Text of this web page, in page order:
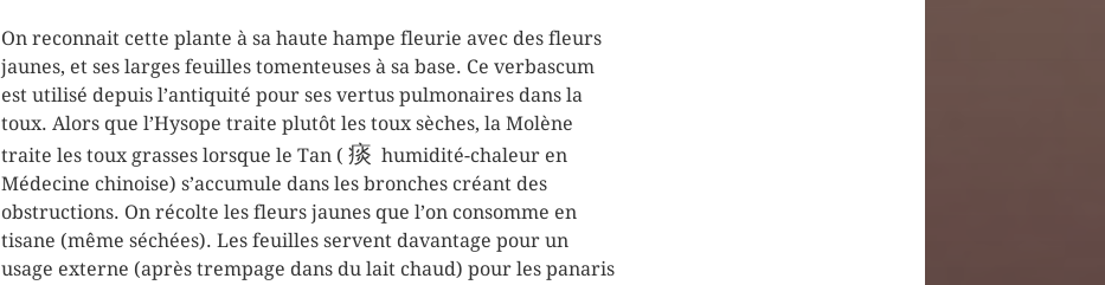
On reconnait cette plante à sa haute hampe fleurie avec des fleurs
jaunes, et ses larges feuilles tomenteuses à sa base. Ce verbascum
est utilisé depuis l’antiquité pour ses vertus pulmonaires dans la
toux. Alors que l’Hysope traite plutôt les toux sèches, la Molène
traite les toux grasses lorsque le Tan ( 痰 humidité-chaleur en
Médecine chinoise) s’accumule dans les bronches créant des
obstructions. On récolte les fleurs jaunes que l’on consomme en
tisane (même séchées). Les feuilles servent davantage pour un
usage externe (après trempage dans du lait chaud) pour les panaris